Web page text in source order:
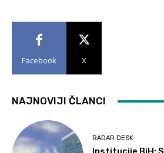
Facebook X
NAJNOVIJI ČLANCI
RADAR DESK